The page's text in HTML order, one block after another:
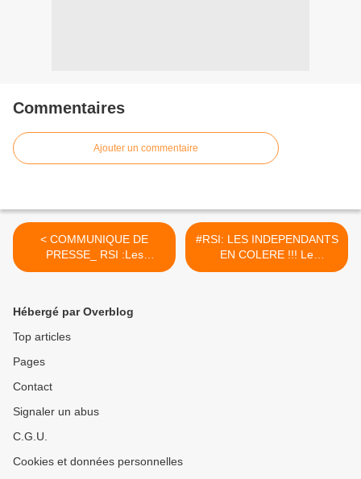
Commentaires
Ajouter un commentaire
< COMMUNIQUE DE
PRESSE_ RSI :Les
associations des
sécurité sociale à Paris, le
#RSI: LES INDEPENDANTS
EN COLERE !!! Le
gouvernement prend des
Hébergé par Overblog
Top articles
Pages
Contact
Signaler un abus
C.G.U.
Cookies et données personnelles